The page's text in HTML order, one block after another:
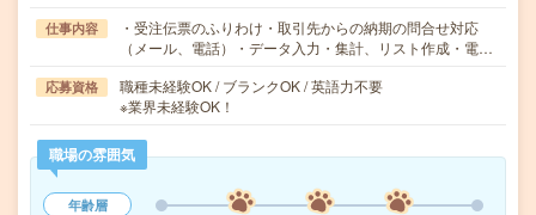
仕事内容
・受注伝票のふりわけ・取引先からの納期の問合せ対応
（メール、電話）・データ入力・集計、リスト作成・電…
応募資格
職種未経験OK / ブランクOK / 英語力不要
※業界未経験OK！
職場の雰囲気
年齢層